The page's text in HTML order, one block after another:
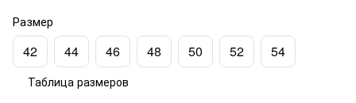
Размер
42 44 46 48 50 52 54
Таблица размеров